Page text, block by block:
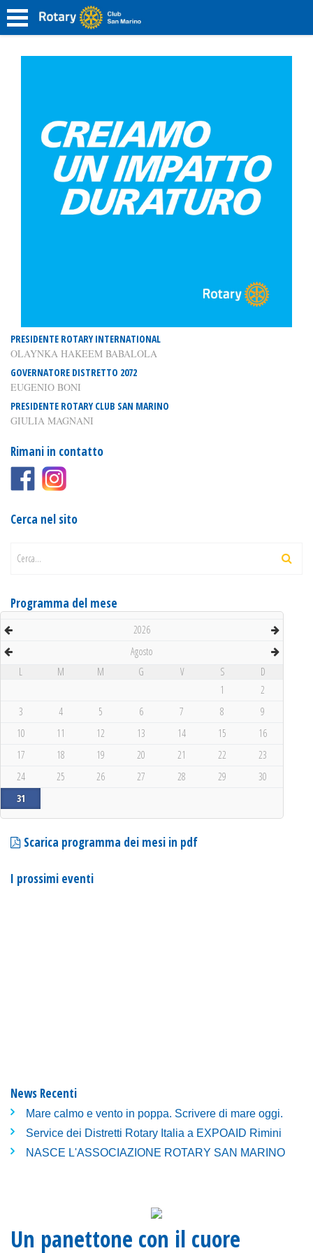
PRESIDENTE ROTARY INTERNATIONAL
OLAYNKA HAKEEM BABALOLA
GOVERNATORE DISTRETTO 2072
EUGENIO BONI
PRESIDENTE ROTARY CLUB SAN MARINO
GIULIA MAGNANI
Rimani in contatto
Cerca nel sito
Cerca...
Programma del mese
2026
Agosto
L
M M G V S
D
1
2
3
4 5 6 7 8
9
10
11 12 13 14 15
16
17
18 19 20 21 22
23
24
25 26 27 28 29
30
31
Scarica programma dei mesi in pdf
I prossimi eventi
News Recenti
Mare calmo e vento in poppa. Scrivere di mare oggi.
Service dei Distretti Rotary Italia a EXPOAID Rimini
NASCE L'ASSOCIAZIONE ROTARY SAN MARINO
Un panettone con il cuore